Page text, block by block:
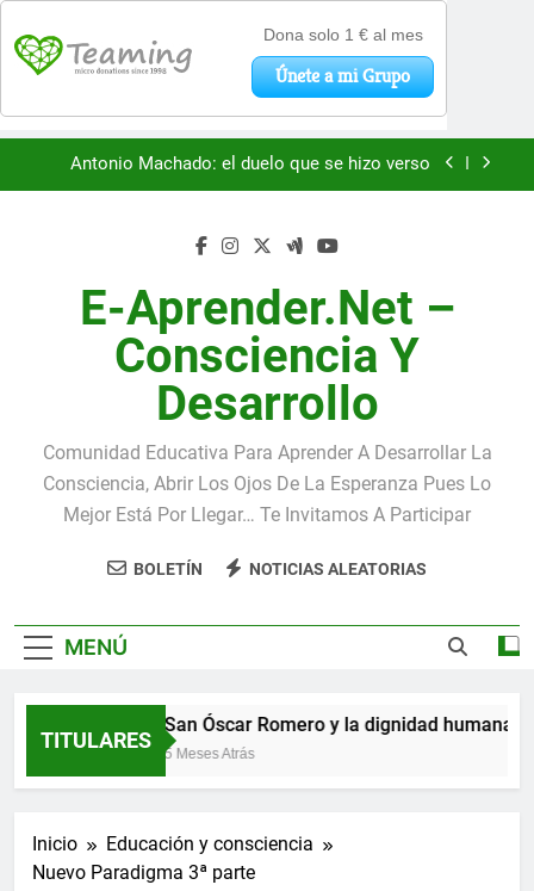
«La kinesina y la felicidad: cómo una proteína
Antonio Machado: el duelo que se hizo verso
«La kinesina y la felicidad: cómo una proteína
impulsa tu bienestar»
Antonio Machado: el duelo que se hizo verso
San Óscar Romero y la dignidad humana
🌸 La fuerza olvidada de la ternura
«La kinesina y la felicidad: cómo una proteína
E-Aprender.net –
Consciencia Y
Desarrollo
Comunidad Educativa Para Aprender A Desarrollar La
Consciencia, Abrir Los Ojos De La Esperanza Pues Lo
Mejor Está Por Llegar… Te Invitamos A Participar
BOLETÍN NOTICIAS ALEATORIAS
MENÚ
TITULARES
San Óscar Romero y la dignidad humana
5 Meses Atrás
Inicio
Educación y consciencia
Nuevo Paradigma 3ª parte